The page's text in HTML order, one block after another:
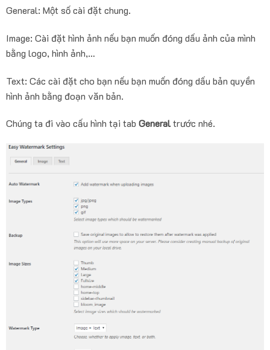
General: Một số cài đặt chung.
Image: Cài đặt hình ảnh nếu bạn muốn đóng dấu ảnh của mình
bằng logo, hình ảnh,…
Text: Các cài đặt cho bạn nếu bạn muốn đóng dấu bản quyền
hình ảnh bằng đoạn văn bản.
Chúng ta đi vào cấu hình tại tab Generaltrước nhé.